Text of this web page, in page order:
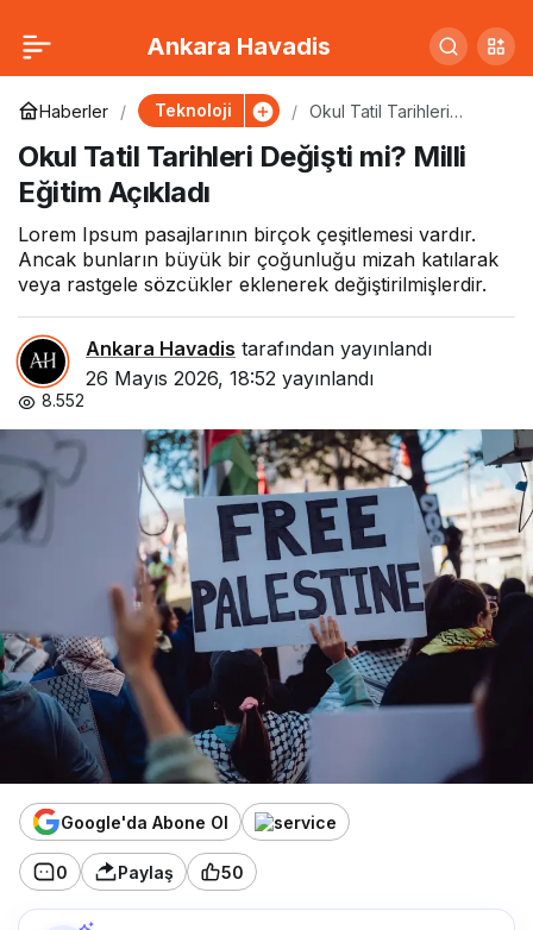
Ankara Havadis
Haberler Teknoloji
Okul Tatil Tarihleri
Açıkladı
Okul Tatil Tarihleri Değişti mi? Milli
Eğitim Açıkladı
Lorem Ipsum pasajlarının birçok çeşitlemesi vardır.
Ancak bunların büyük bir çoğunluğu mizah katılarak
veya rastgele sözcükler eklenerek değiştirilmişlerdir.
Ankara Havadis tarafından yayınlandı
26 Mayıs 2026, 18:52 yayınlandı
8.552
Google'da Abone Ol
0 Paylaş 50
Trafik Cezalarına Zam
Geldi: Yeni Tarifeler Belli
Oldu
0 Paylaş